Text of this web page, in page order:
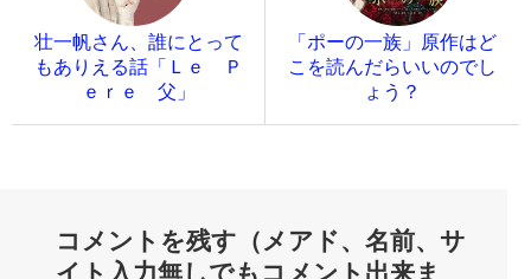
壮一帆さん、誰にとって
もありえる話「Ｌｅ Ｐ
ｅｒｅ 父」
「ポーの一族」原作はど
こを読んだらいいのでし
ょう？
コメントを残す（メアド、名前、サ
イト入力無しでもコメント出来ま